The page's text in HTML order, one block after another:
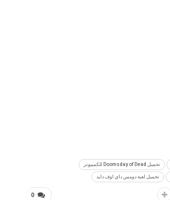
تحميل Doomsday of Dead للكمبيوتر
تحميل لعبة دومس داي اوف دايد
0